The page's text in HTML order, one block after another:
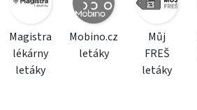
Magistra
lékárny
letáky
Mobino.cz
letáky
Můj
FREŠ
letáky